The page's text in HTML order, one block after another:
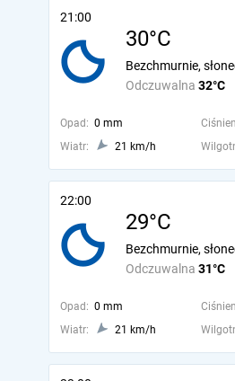
21:00
30°C
Odczuwalna 32°C
Bezchmurnie,
Opad: 0 mm
Wiatr:
21 km/h
22:00
29°C
Odczuwalna 31°C
Bezchmurnie,
Opad: 0 mm
Wiatr:
21 km/h